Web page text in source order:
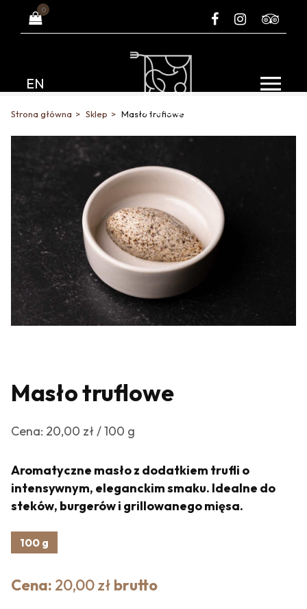
0
EN
Strona główna Sklep Masło truflowe
Masło truflowe
Cena: 20,00 zł / 100 g
Aromatyczne masło z dodatkiem trufli o
intensywnym, eleganckim smaku. Idealne do
steków, burgerów i grillowanego mięsa.
100 g
Cena: 20,00 zł brutto